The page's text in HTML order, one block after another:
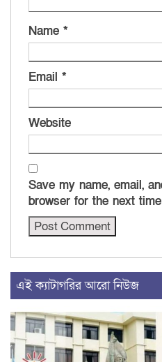
Name *
Email *
Website
Save my name, email,
browser for the next
এই ক্যাটাগরির আরো নিউজ